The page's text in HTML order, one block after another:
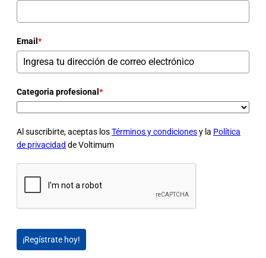
Email *
Categoria profesional *
Al suscribirte, aceptas losTérminos y condicionesy la Política
de privacidad de Voltimum
¡Regístrate hoy!